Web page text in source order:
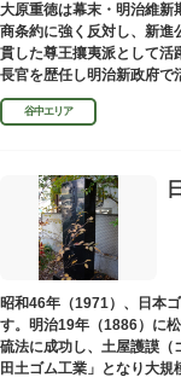
大原重徳は幕末・明治維新
商条約に強く反対し、新進
貫した尊王攘夷派として活
長官を歴任し明治新政府で
谷中エリア
昭和46年（1971）、日本
す。明治19年（1886）に
硫法に成功し、土屋護謨（
田土ゴム工業」となり大